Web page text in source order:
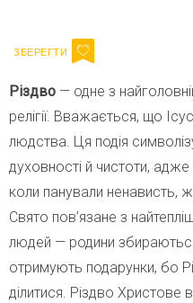
Різдво — одне з
релігії. Вважається, що
людства. Ця подія
духовності й чистоти,
коли панували ненависть,
Свято пов’язане з
людей — родини
отримують подарунки, бо
ділитися. Різдво Христове